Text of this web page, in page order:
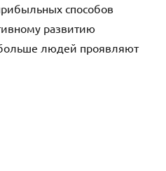
способов
развитию
людей проявляют